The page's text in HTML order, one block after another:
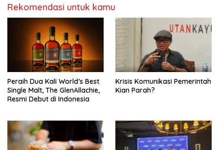
Rekomendasi untuk kamu
Peraih Dua Kali World’s Best
Single Malt, The GlenAllachie,
Resmi Debut di Indonesia
Krisis Komunikasi Pemerintah
Kian Parah?